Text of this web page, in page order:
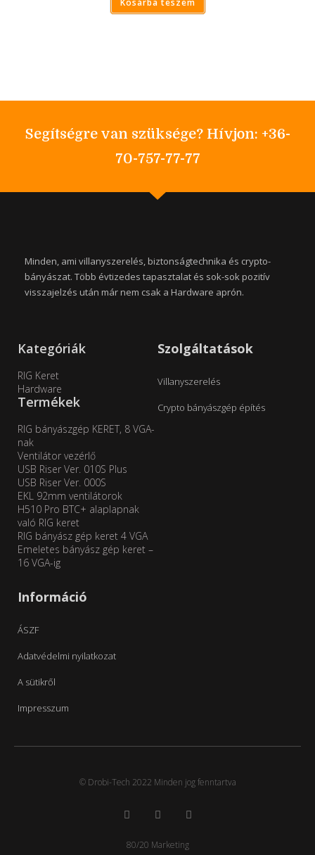
Segítségre van szüksége? Hívjon: +36-
70-757-77-77
Minden, ami villanyszerelés, biztonságtechnika és crypto-
bányászat. Több évtizedes tapasztalat és sok-sok pozitív
visszajelzés után már nem csak a Hardware aprón.
Kategóriák
RIG Keret
Hardware
Termékek
RIG bányászgép KERET, 8 VGA-
nak
Ventilátor vezérlő
USB Riser Ver. 010S Plus
USB Riser Ver. 000S
EKL 92mm ventilátorok
H510 Pro BTC+ alaplapnak
való RIG keret
RIG bányász gép keret 4 VGA
Emeletes bányász gép keret –
16 VGA-ig
Szolgáltatások
Villanyszerelés
Crypto bányászgép építés
Információ
ÁSZF
Adatvédelmi nyilatkozat
A sütikről
Impresszum
© Drobi-Tech 2022 Minden jog fenntartva
80/20 Marketing